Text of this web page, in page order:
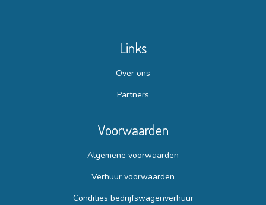
Links
Over ons
Partners
Voorwaarden
Algemene voorwaarden
Verhuur voorwaarden
Condities bedrijfswagenverhuur